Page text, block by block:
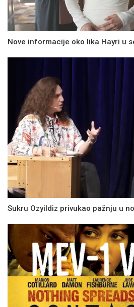
Nove informacije oko lika Hayri u
Sukru Ozyildiz privukao pažnju u